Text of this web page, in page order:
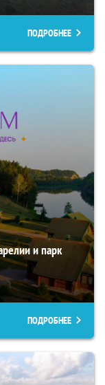
ПОДРОБНЕЕ
и парк
ПОДРОБНЕЕ